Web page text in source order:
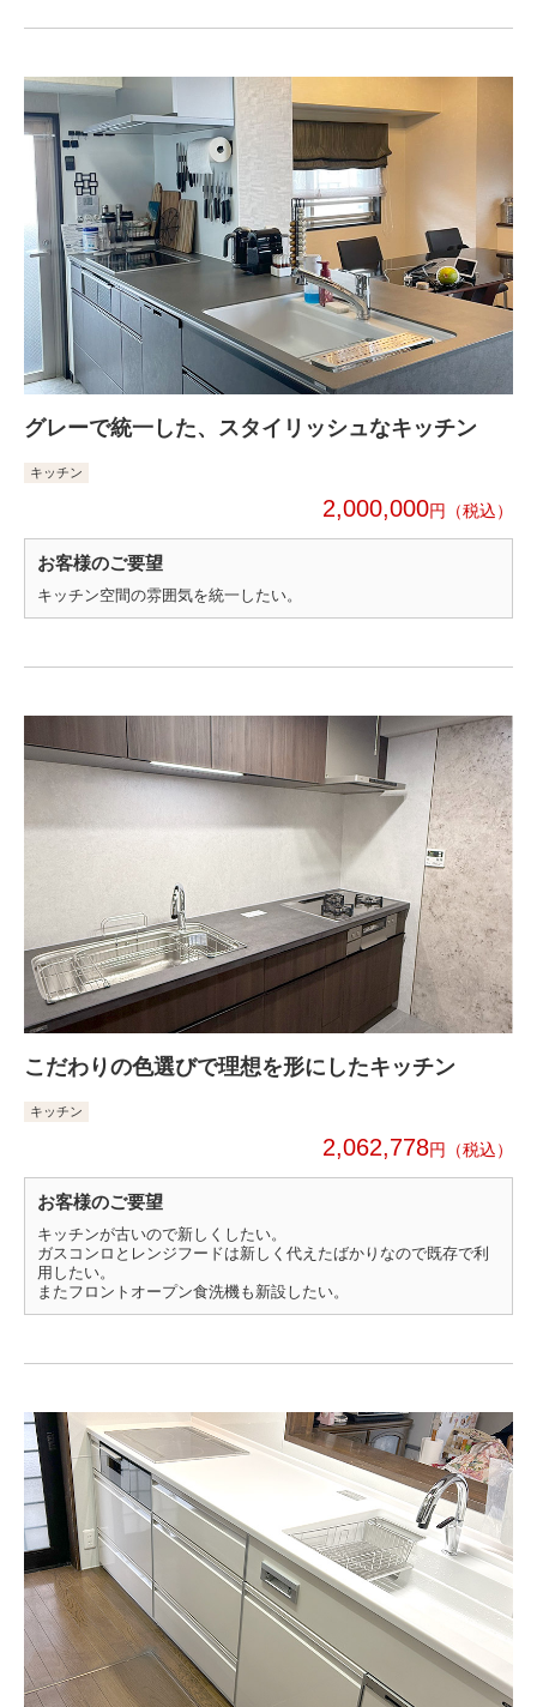
グレーで統一した、スタイリッシュなキッチン
キッチン
2,000,000円
お客様のご要望
キッチン空間の雰囲気を統一したい。
こだわりの色選びで理想を形にしたキッチン
キッチン
2,062,778円
お客様のご要望
キッチンが古いので新しくしたい。
ガスコンロとレンジフードは新しく代えたばかりなので既存で利
用したい。
またフロントオープン食洗機も新設したい。